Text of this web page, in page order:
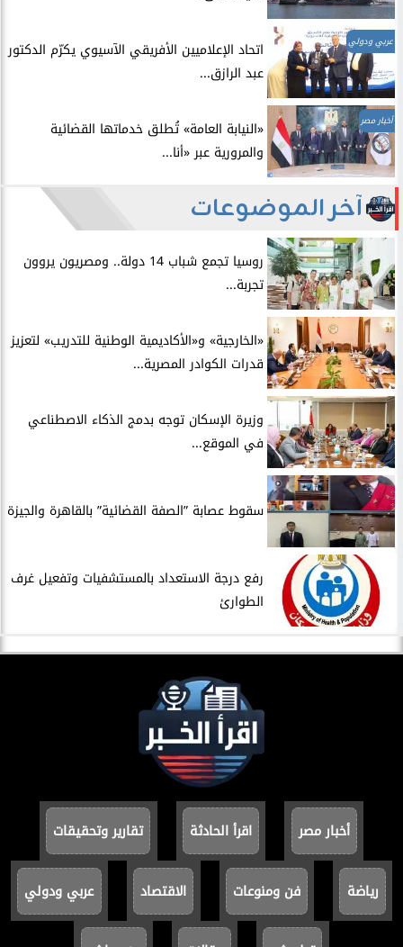
عربي ودولي
اتحاد الإعلاميين الأفريقي الآسيوي يكرّم الدكتور
عبد الرازق...
أخبار مصر
​«النيابة العامة» تُطلق خدماتها القضائية
والمرورية عبر «أنا...
آخر الموضوعات
روسيا تجمع شباب 14 دولة.. ومصريون يروون
تجربة...
​«الخارجية» و«الأكاديمية الوطنية للتدريب» لتعزيز
قدرات الكوادر المصرية...
​وزيرة الإسكان توجه بدمج الذكاء الاصطناعي
في الموقع...
سقوط عصابة ”الصفة القضائية” بالقاهرة والجيزة
​رفع درجة الاستعداد بالمستشفيات وتفعيل غرف
الطوارئ
أخبار مصر اقرأ الحادثة تقارير وتحقيقات
رياضة فن ومنوعات الاقتصاد عربي ودولي